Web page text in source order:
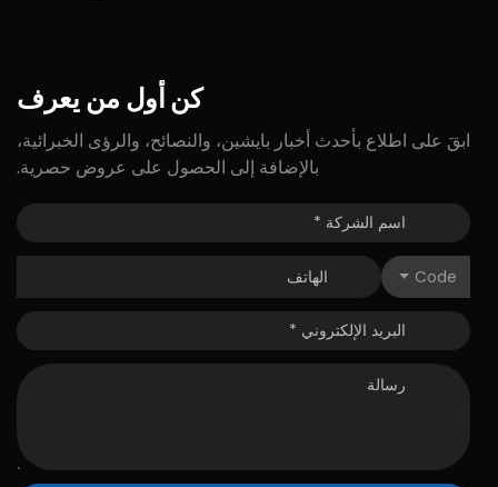
كنأول من يعرف
ابقَ على اطلاع بأحدث أخبار بايشين، والنصائح، والرؤى الخبرائية،
بالإضافة إلى الحصول على عروض حصرية.
Code